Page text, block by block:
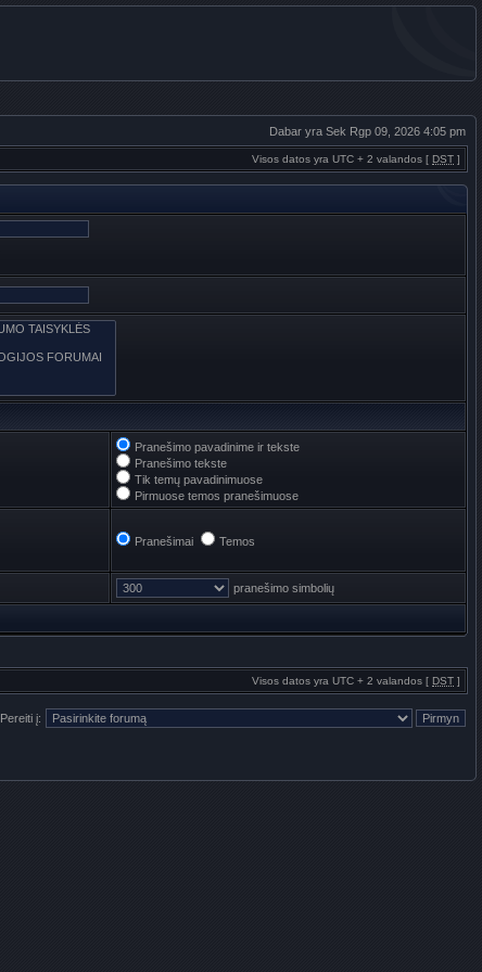
Dabar yra Sek Rgp 09, 2026 4:05 pm
Visos datos yra UTC + 2 valandos [ DST ]
Pranešimo pavadinime ir tekste
Pranešimo tekste
Tik temų pavadinimuose
Pirmuose temos pranešimuose
Pranešimai Temos
pranešimo simbolių
Visos datos yra UTC + 2 valandos [ DST ]
Pereiti į: